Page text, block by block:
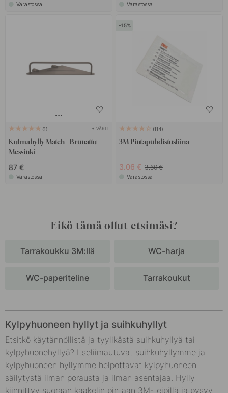
Varastossa Varastossa
1 + VÄRIT
Kulmahylly Match - Brunattu
Messinki
87 €
Varastossa
15
114
3M Pintapuhdistusliina
3.06 € 3.60 €
Varastossa
Eikö tämä ollut etsimäsi?
Tarrakoukku 3M:llä WC-harja
WC-paperiteline Tarrakoukut
Kylpyhuoneen hyllyt ja suihkuhyllyt
Etsitkö käytännöllistä ja tyylikästä suihkuhyllyä tai
kylpyhuonehyllyä? Itseliimautuvat suihkuhyllymme ja
kylpyhuoneen hyllymme helpottavat kylpyhuoneen
säilytystä ilman porausta ja ilman asentajaa. Hylly
kiinnittyy suoraan kaakelin pintaan 3M-teipillä ja pysyy